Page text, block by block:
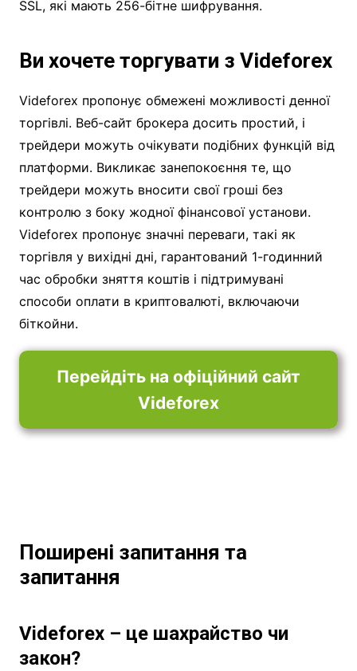
SSL, які мають 256-бітне шифрування.
Ви хочете торгувати з Videforex
Videforex пропонує обмежені можливості денної
торгівлі. Веб-сайт брокера досить простий, і
трейдери можуть очікувати подібних функцій від
платформи. Викликає занепокоєння те, що
трейдери можуть вносити свої гроші без
контролю з боку жодної фінансової установи.
Videforex пропонує значні переваги, такі як
торгівля у вихідні дні, гарантований 1-годинний
час обробки зняття коштів і підтримувані
способи оплати в криптовалюті, включаючи
біткойни.
Перейдіть на офіційний сайт
Videforex
Поширені запитання та
запитання
Videforex – це шахрайство чи
закон?